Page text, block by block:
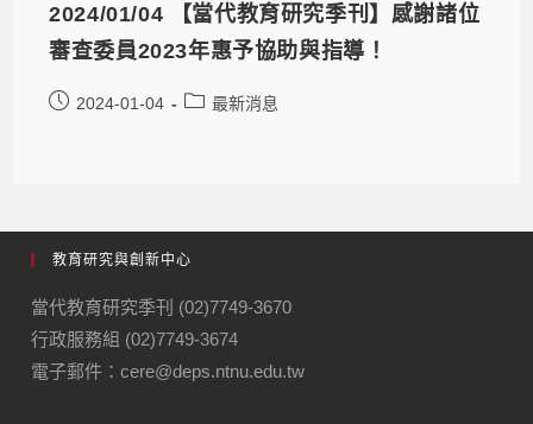
2024/01/04 【當代教育研究季刊】感謝諸位
審查委員2023年惠予協助與指導！
2024-01-04 最新消息
教育研究與創新中心
當代教育研究季刊 (02)7749-3670
行政服務組 (02)7749-3674
電子郵件：cere@deps.ntnu.edu.tw